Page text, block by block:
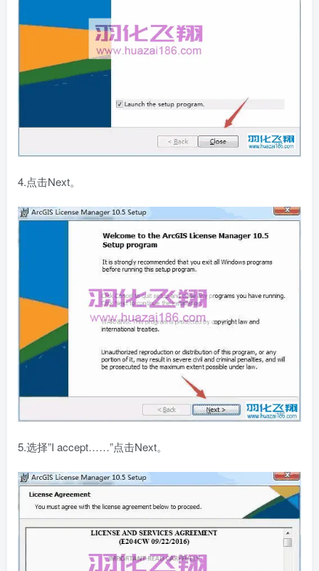
4.点击Next。
5.选择”I accept……”点击Next。